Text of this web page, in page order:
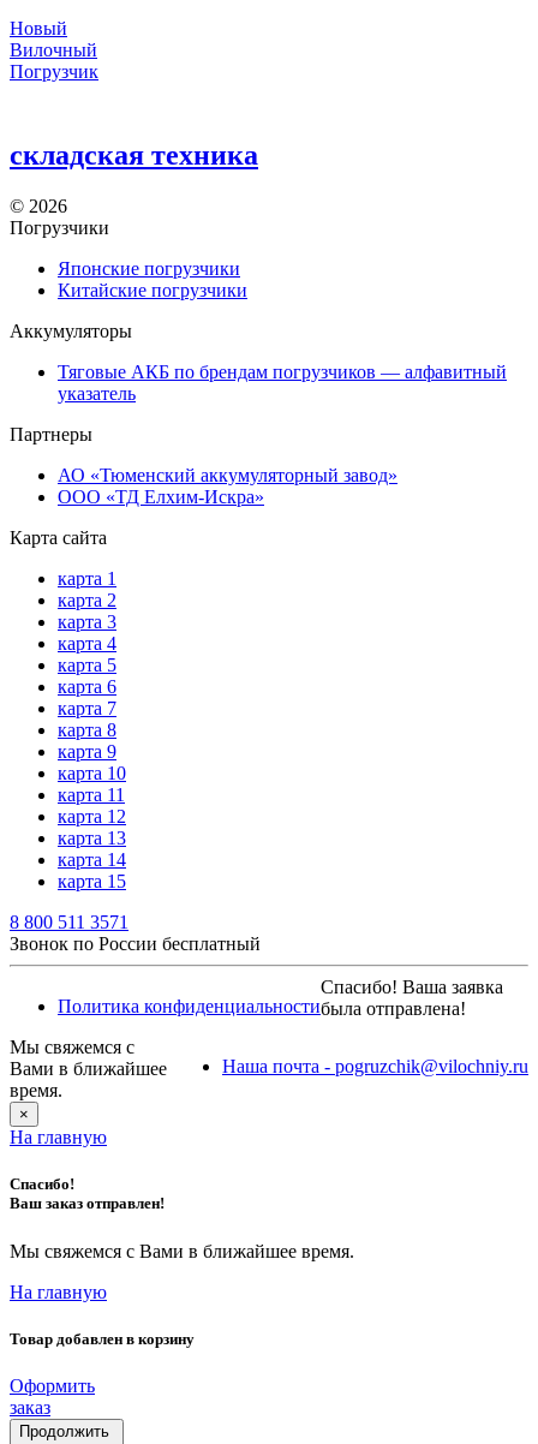
Новый
Вилочный
Погрузчик
складская техника
© 2026
Погрузчики
Японские погрузчики
Китайские погрузчики
Аккумуляторы
Тяговые АКБ по брендам погрузчиков — алфавитный
указатель
Партнеры
АО «Тюменский аккумуляторный завод»
ООО «ТД Елхим-Искра»
Карта сайта
карта 1
карта 2
карта 3
карта 4
карта 5
карта 6
карта 7
карта 8
карта 9
карта 10
карта 11
карта 12
карта 13
карта 14
карта 15
8 800 511 3571
Звонок по России бесплатный
Политика конфиденциальности
Наша почта - pogruzchik@vilochniy.ru
Спасибо! Ваша заявка
была отправлена!
Мы свяжемся с
Вами в ближайшее
время.
×
На главную
Спасибо!
Ваш заказ отправлен!
Мы свяжемся с Вами в ближайшее время.
На главную
Товар добавлен в корзину
Оформить
заказ
Продолжить